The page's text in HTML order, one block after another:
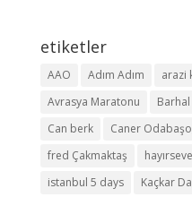
etiketler
AAO Adım Adım
arazi
Avrasya Maratonu
Barhal
Can berk
Caner
fred Çakmaktaş
istanbul 5 days
Kaçkar